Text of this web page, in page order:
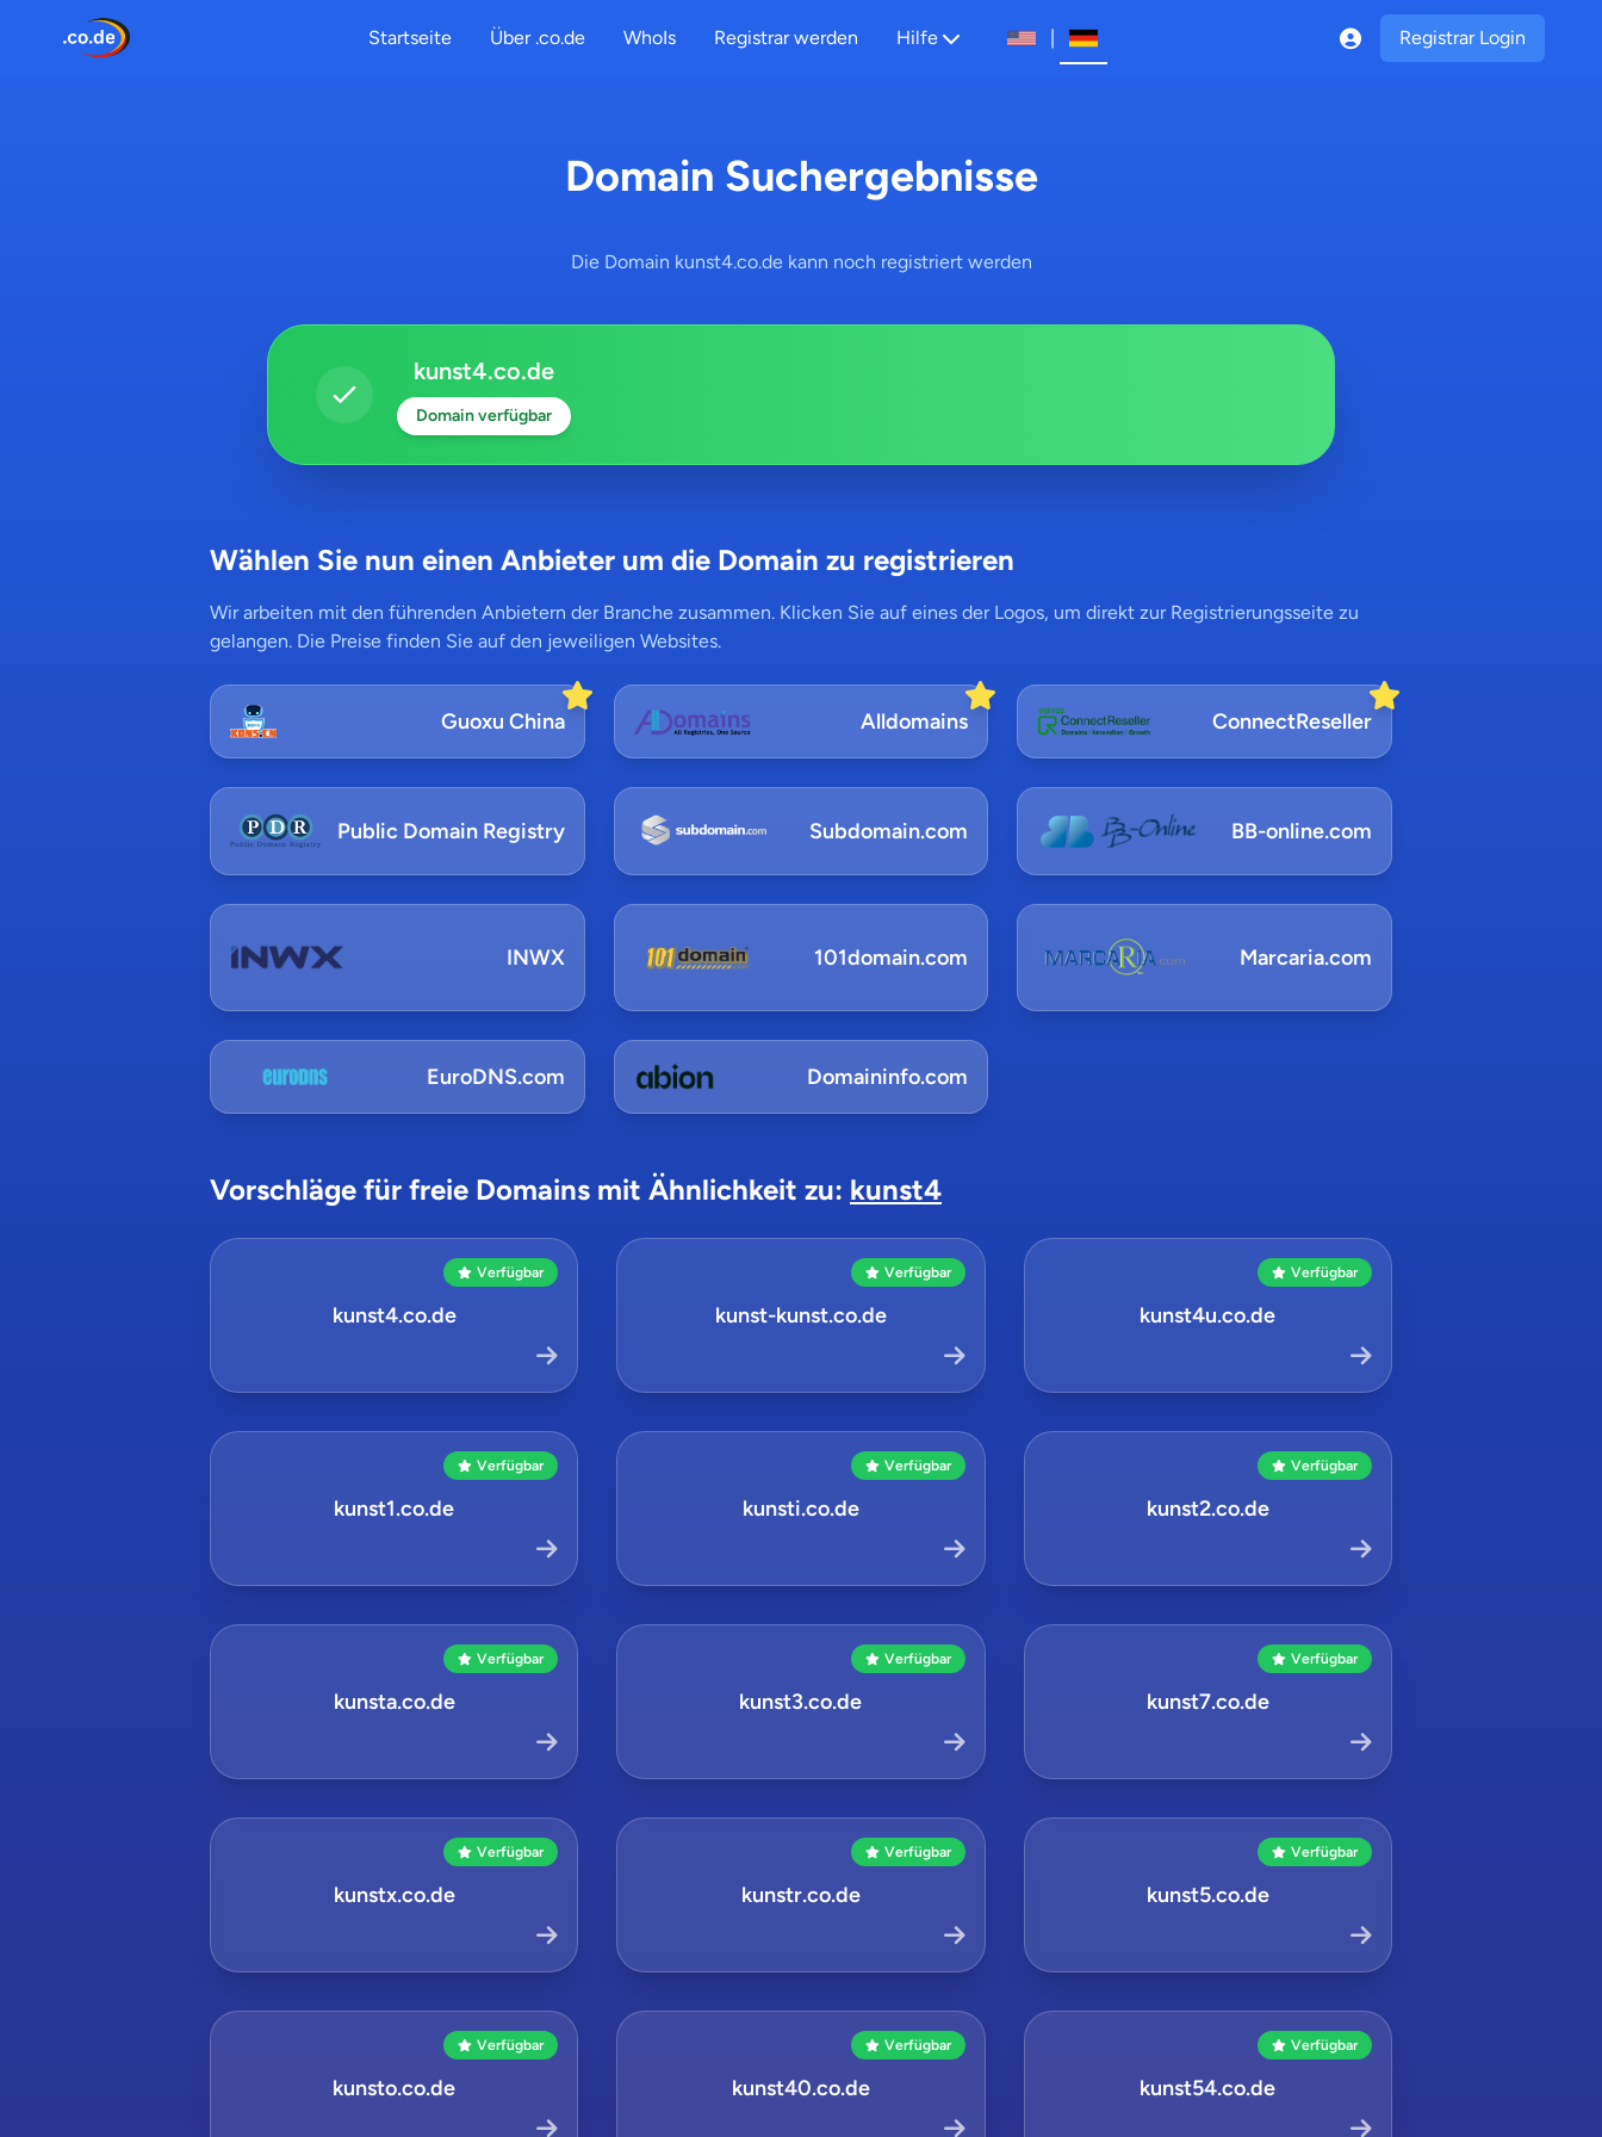
Startseite Über .co.de WhoIs Registrar werden Hilfe | Registrar Login
Domain Suchergebnisse
Die Domain kunst4.co.de kann noch registriert werden
kunst4.co.de
Domain verfügbar
Wählen Sie nun einen Anbieter um die Domain zu registrieren
Wir arbeiten mit den führenden Anbietern der Branche zusammen. Klicken Sie auf eines der Logos, um direkt zur Registrierungsseite zu
gelangen. Die Preise finden Sie auf den jeweiligen Websites.
Guoxu China Alldomains ConnectReseller
Public Domain Registry Subdomain.com BB-online.com
INWX 101domain.com Marcaria.com
EuroDNS.com Domaininfo.com
Vorschläge für freie Domains mit Ähnlichkeit zu: kunst4
Verfügbar
kunst4.co.de
Verfügbar
kunst-kunst.co.de
Verfügbar
kunst4u.co.de
Verfügbar
kunst1.co.de
Verfügbar
kunsti.co.de
Verfügbar
kunst2.co.de
Verfügbar
kunsta.co.de
Verfügbar
kunst3.co.de
Verfügbar
kunst7.co.de
Verfügbar
kunstx.co.de
Verfügbar
kunstr.co.de
Verfügbar
kunst5.co.de
Verfügbar
kunsto.co.de
Verfügbar
kunst40.co.de
Verfügbar
kunst54.co.de